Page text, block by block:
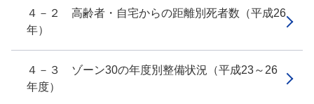
４－２ 高齢者・自宅からの距離別死者数（平成26
年）
４－３ ゾーン30の年度別整備状況（平成23～26
年度）